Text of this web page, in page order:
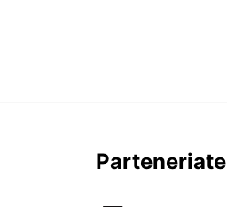
Parteneriate